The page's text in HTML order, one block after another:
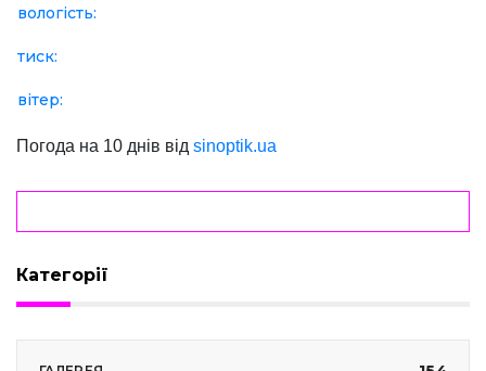
вологість:
тиск:
вітер:
Погода на 10 днів від sinoptik.ua
Категорії